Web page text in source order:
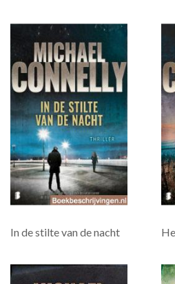
In de stilte van de nacht